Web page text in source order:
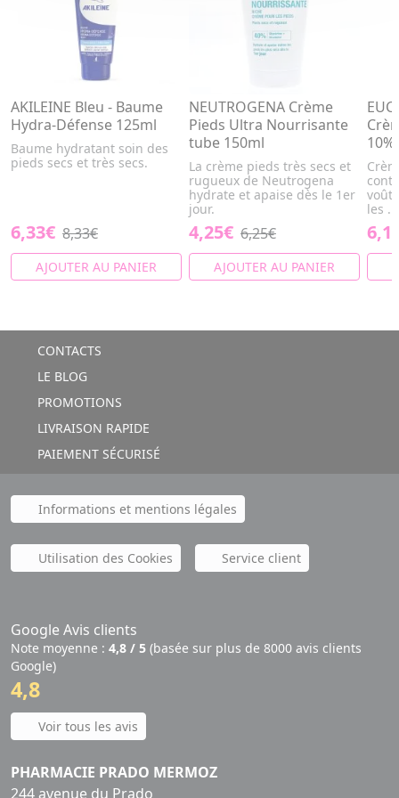
AKILEINE Bleu - Baume
Hydra-Défense 125ml
Baume hydratant soin des
pieds secs et très secs.
6,33€ 8,33€
AJOUTER AU PANIER
NEUTROGENA Crème
Pieds Ultra Nourrisante
tube 150ml
La crème pieds très secs et
rugueux de Neutrogena
hydrate et apaise dès le 1er
jour.
4,25€ 6,25€
AJOUTER AU PANIER
les ...
CONTACTS
LE BLOG
PROMOTIONS
LIVRAISON RAPIDE
PAIEMENT SÉCURISÉ
Informations et mentions légales
Utilisation des Cookies Service client
Google Avis clients
Note moyenne : 4,8 / 5 (basée sur plus de 8000 avis clients
Google)
4,8
Voir tous les avis
PHARMACIE PRADO MERMOZ
244 avenue du Prado